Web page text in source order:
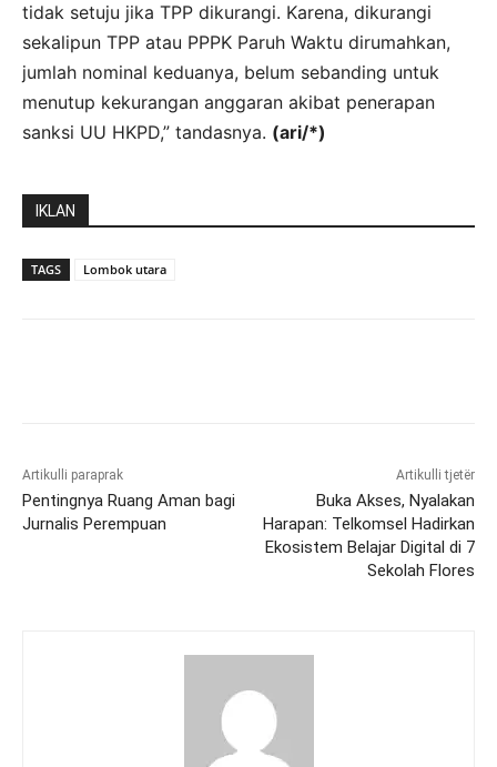
tidak setuju jika TPP dikurangi. Karena, dikurangi
sekalipun TPP atau PPPK Paruh Waktu dirumahkan,
jumlah nominal keduanya, belum sebanding untuk
menutup kekurangan anggaran akibat penerapan
sanksi UU HKPD,” tandasnya. (ari/*)
IKLAN
TAGS Lombok utara
Artikulli paraprak
Pentingnya Ruang Aman bagi
Jurnalis Perempuan
Artikulli tjetër
Buka Akses, Nyalakan
Harapan: Telkomsel Hadirkan
Ekosistem Belajar Digital di 7
Sekolah Flores